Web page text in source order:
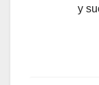
y